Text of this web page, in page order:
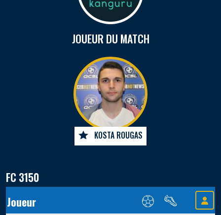
JOUEUR DU MATCH
KOSTA ROUGAS
FC 3150
Joueur